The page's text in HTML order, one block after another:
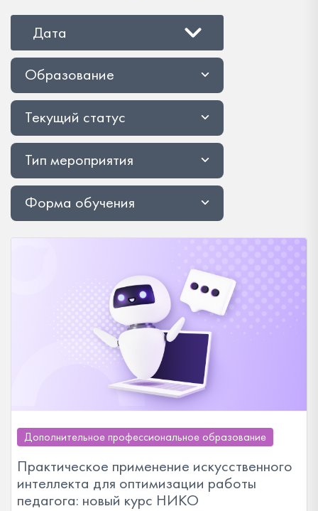
Дата
Образование
Текущий статус
Тип мероприятия
Форма обучения
Дополнительное профессиональное образование
Практическое применение искусственного
интеллекта для оптимизации работы
педагога: новый курс НИКО